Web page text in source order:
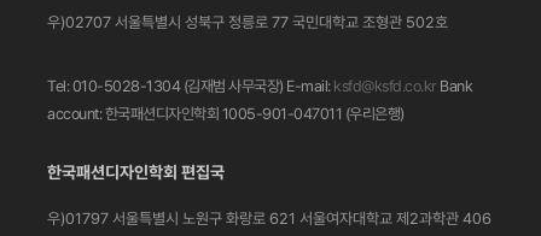
우)02707 서울특별시 성북구 정릉로 77 국민대학교 조형관 502호
Tel: 010-5028-1304 (김재범 사무국장) E-mail: ksfd@ksfd.co.kr Bank
account: 한국패션디자인학회 1005-901-047011 (우리은행)
한국패션디자인학회 편집국
우)01797 서울특별시 노원구 화랑로 621 서울여자대학교 제2과학관 406